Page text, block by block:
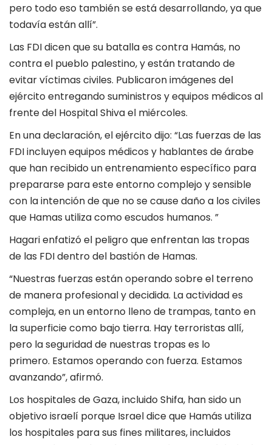
pero todo eso también se está desarrollando, ya que
todavía están allí”.
Las FDI dicen que su batalla es contra Hamás, no
contra el pueblo palestino, y están tratando de
evitar víctimas civiles. Publicaron imágenes del
ejército entregando suministros y equipos médicos al
frente del Hospital Shiva el miércoles.
En una declaración, el ejército dijo: “Las fuerzas de las
FDI incluyen equipos médicos y hablantes de árabe
que han recibido un entrenamiento específico para
prepararse para este entorno complejo y sensible
con la intención de que no se cause daño a los civiles
que Hamas utiliza como escudos humanos. ”
Hagari enfatizó el peligro que enfrentan las tropas
de las FDI dentro del bastión de Hamas.
“Nuestras fuerzas están operando sobre el terreno
de manera profesional y decidida. La actividad es
compleja, en un entorno lleno de trampas, tanto en
la superficie como bajo tierra. Hay terroristas allí,
pero la seguridad de nuestras tropas es lo
primero. Estamos operando con fuerza. Estamos
avanzando”, afirmó.
Los hospitales de Gaza, incluido Shifa, han sido un
objetivo israelí porque Israel dice que Hamás utiliza
los hospitales para sus fines militares, incluidos